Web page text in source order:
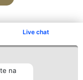
Live chat
na
Kontakt
Kontakt